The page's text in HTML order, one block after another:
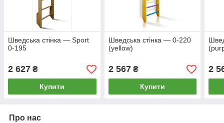
Шведська стінка — Sport
0-195
2 627 ₴
Купити
Шведська стінка — 0-220
(yellow)
2 567₴
Купити
2
Про нас